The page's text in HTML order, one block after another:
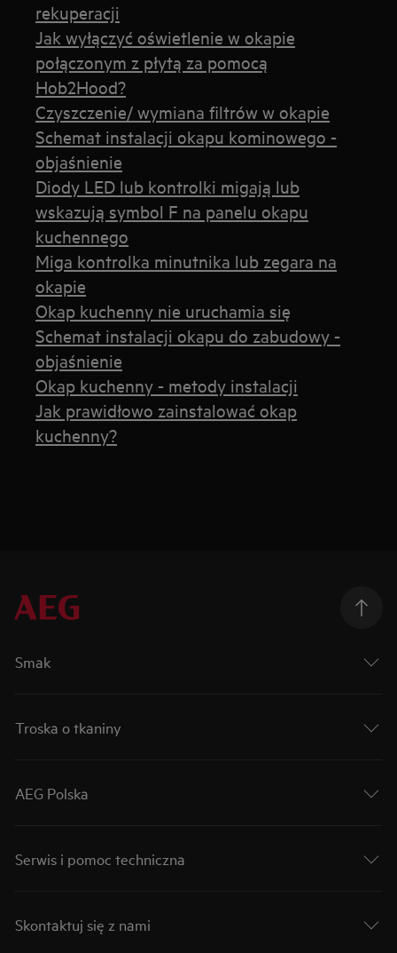
rekuperacji
Jak wyłączyć oświetlenie w okapie
połączonym z płytą za pomocą
Hob2Hood?
Czyszczenie/ wymiana filtrów w okapie
Schemat instalacji okapu kominowego -
objaśnienie
Diody LED lub kontrolki migają lub
wskazują symbol F na panelu okapu
kuchennego
Miga kontrolka minutnika lub zegara na
okapie
Okap kuchenny nie uruchamia się
Schemat instalacji okapu do zabudowy -
objaśnienie
Okap kuchenny - metody instalacji
Jak prawidłowo zainstalować okap
kuchenny?
Smak
Troska o tkaniny
AEG Polska
Serwis i pomoc techniczna
Skontaktuj się z nami